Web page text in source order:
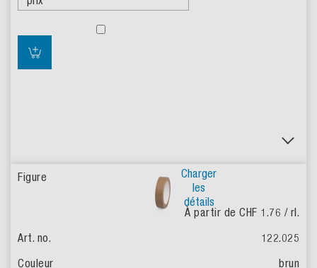
Charger
les
détails
À partir de CHF 1.76 / rl.
122.025
brun